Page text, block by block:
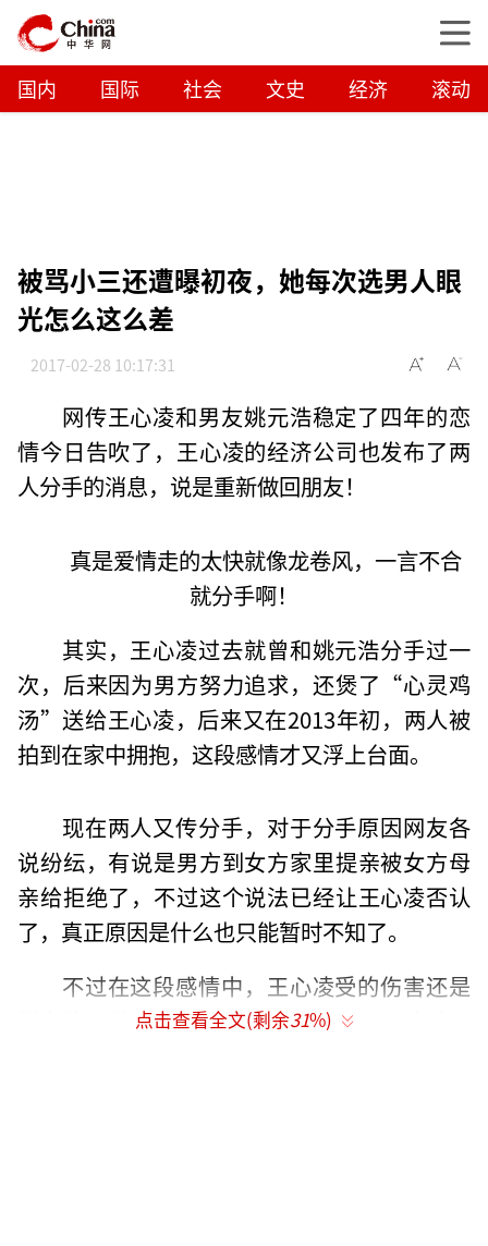
国内 国际 社会 文史 经济 滚动
被骂小三还遭曝初夜，她每次选男人眼
光怎么这么差
2017-02-28 10:17:31
网传王心凌和男友姚元浩稳定了四年的恋
情今日告吹了，王心凌的经济公司也发布了两
人分手的消息，说是重新做回朋友！
真是爱情走的太快就像龙卷风，一言不合
就分手啊！
其实，王心凌过去就曾和姚元浩分手过一
次，后来因为男方努力追求，还煲了“心灵鸡
汤”送给王心凌，后来又在2013年初，两人被
拍到在家中拥抱，这段感情才又浮上台面。
现在两人又传分手，对于分手原因网友各
说纷纭，有说是男方到女方家里提亲被女方母
亲给拒绝了，不过这个说法已经让王心凌否认
了，真正原因是什么也只能暂时不知了。
不过在这段感情中，王心凌受的伤害还是
挺多的，曾经在小巨蛋演唱会上，王心凌就说
点击查看全文(剩余31%)